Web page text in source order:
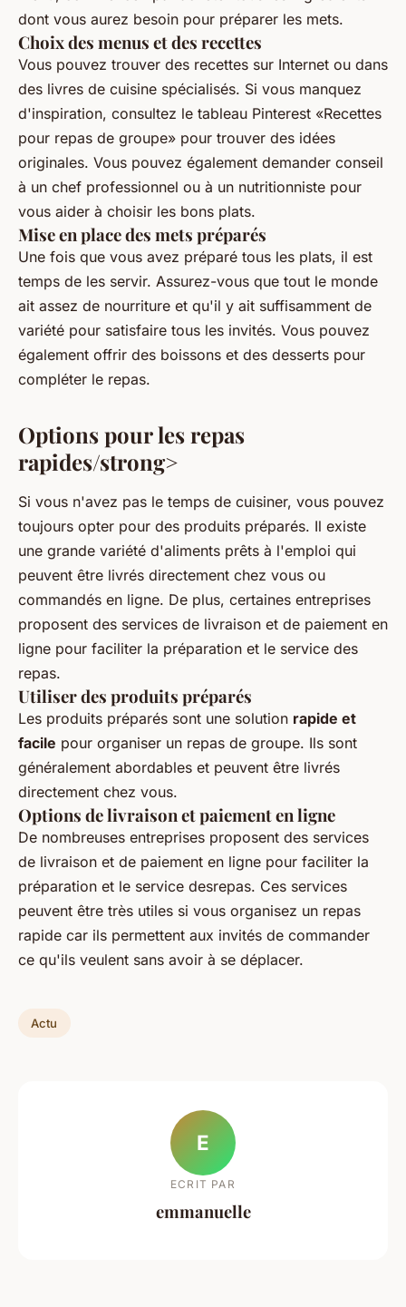
dont vous aurez besoin pour préparer les mets.
Choix des menus et des recettes
Vous pouvez trouver des recettes sur Internet ou dans
des livres de cuisine spécialisés. Si vous manquez
d'inspiration, consultez le tableau Pinterest «Recettes
pour repas de groupe» pour trouver des idées
originales. Vous pouvez également demander conseil
à un chef professionnel ou à un nutritionniste pour
vous aider à choisir les bons plats.
Mise en place des mets préparés
Une fois que vous avez préparé tous les plats, il est
temps de les servir. Assurez-vous que tout le monde
ait assez de nourriture et qu'il y ait suffisamment de
variété pour satisfaire tous les invités. Vous pouvez
également offrir des boissons et des desserts pour
compléter le repas.
Options pour les repas
rapides/strong>
Si vous n'avez pas le temps de cuisiner, vous pouvez
toujours opter pour des produits préparés. Il existe
une grande variété d'aliments prêts à l'emploi qui
peuvent être livrés directement chez vous ou
commandés en ligne. De plus, certaines entreprises
proposent des services de livraison et de paiement en
ligne pour faciliter la préparation et le service des
repas.
Utiliser des produits préparés
Les produits préparés sont une solution rapide et
facile pour organiser un repas de groupe. Ils sont
généralement abordables et peuvent être livrés
directement chez vous.
Options de livraison et paiement en ligne
De nombreuses entreprises proposent des services
de livraison et de paiement en ligne pour faciliter la
préparation et le service desrepas. Ces services
peuvent être très utiles si vous organisez un repas
rapide car ils permettent aux invités de commander
ce qu'ils veulent sans avoir à se déplacer.
Actu
E
ECRIT PAR
emmanuelle